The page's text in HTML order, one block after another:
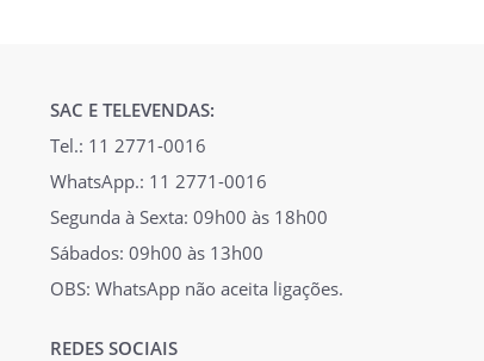
SAC E TELEVENDAS:
Tel.: 11 2771-0016
WhatsApp.: 11 2771-0016
Segunda à Sexta: 09h00 às 18h00
Sábados: 09h00 às 13h00
OBS: WhatsApp não aceita ligações.
REDES SOCIAIS